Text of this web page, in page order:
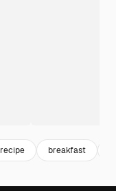
recipe breakfast